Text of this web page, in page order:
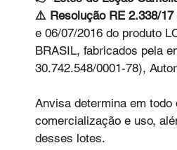
⚠️ Resolução RE 2.338/17
e 06/07/2016 do produto
BRASIL, fabricados pela
30.742.548/0001-78),
Anvisa determina em
comercialização e uso,
desses lotes.